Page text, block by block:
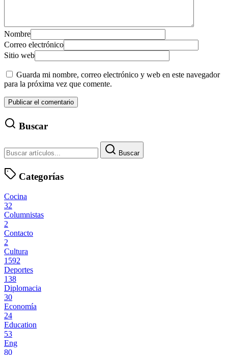
Nombre
Correo electrónico
Sitio web
Guarda mi nombre, correo electrónico y web en este navegador
para la próxima vez que comente.
Buscar
Buscar
Categorías
Cocina
32
Columnistas
2
Contacto
2
Cultura
1592
Deportes
138
Diplomacia
30
Economía
24
Education
53
Eng
80